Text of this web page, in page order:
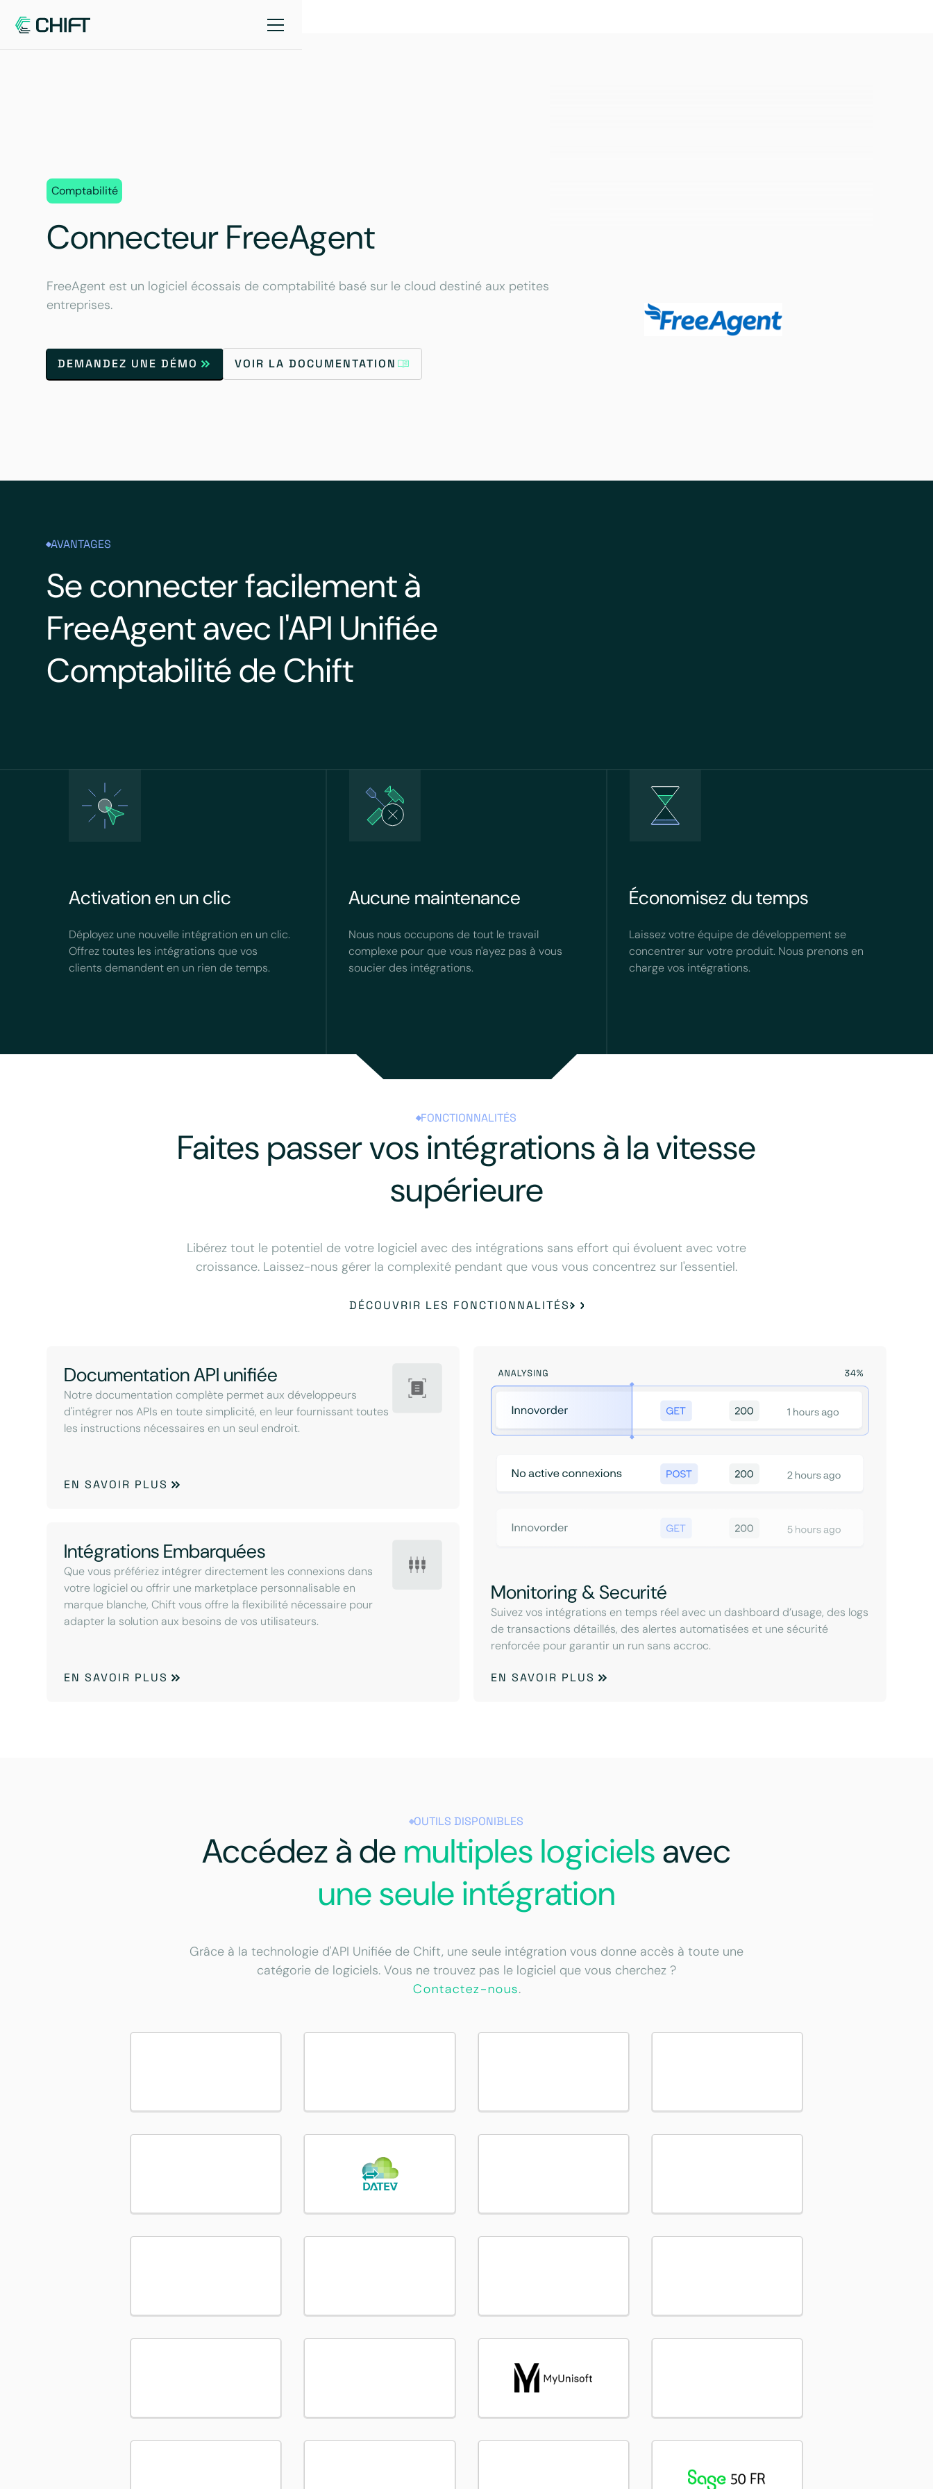
Comptabilité
Connecteur FreeAgent
FreeAgent est un logiciel écossais de comptabilité basé sur le cloud destiné aux petites
entreprises.
DEMANDEZ UNE DÉMO VOIR LA DOCUMENTATION
AVANTAGES
Se connecter facilement à
FreeAgent avec l'API Unifiée
Comptabilité de Chift
Activation en un clic
Déployez une nouvelle intégration en un clic.
Offrez toutes les intégrations que vos
clients demandent en un rien de temps.
Aucune maintenance
Nous nous occupons de tout le travail
complexe pour que vous n'ayez pas à vous
soucier des intégrations.
Économisez du temps
Laissez votre équipe de développement se
concentrer sur votre produit. Nous prenons en
charge vos intégrations.
FONCTIONNALITÉS
Faites passer vos intégrations à la vitesse
supérieure
Libérez tout le potentiel de votre logiciel avec des intégrations sans effort qui évoluent avec votre
croissance. Laissez-nous gérer la complexité pendant que vous vous concentrez sur l'essentiel.
DÉCOUVRIR LES FONCTIONNALITÉS
Documentation API unifiée
Notre documentation complète permet aux développeurs
d'intégrer nos APIs en toute simplicité, en leur fournissant toutes
les instructions nécessaires en un seul endroit.
EN SAVOIR PLUS
Intégrations Embarquées
Que vous préfériez intégrer directement les connexions dans
votre logiciel ou offrir une marketplace personnalisable en
marque blanche, Chift vous offre la flexibilité nécessaire pour
adapter la solution aux besoins de vos utilisateurs.
EN SAVOIR PLUS
Monitoring & Securité
Suivez vos intégrations en temps réel avec un dashboard d’usage, des logs
de transactions détaillés, des alertes automatisées et une sécurité
renforcée pour garantir un run sans accroc.
EN SAVOIR PLUS
OUTILS DISPONIBLES
Accédez à de multiples logicielsavec
une seule intégration
Grâce à la technologie d'API Unifiée de Chift, une seule intégration vous donne accès à toute une
catégorie de logiciels. Vous ne trouvez pas le logiciel que vous cherchez ?
Contactez-nous.